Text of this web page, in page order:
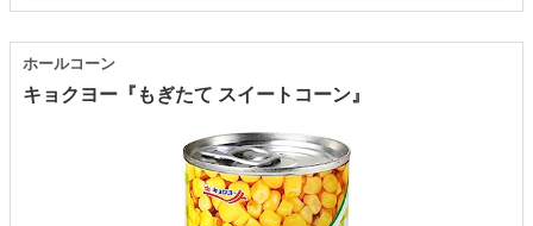
キョクヨー『もぎたて スイートコーン』
ホールコーン